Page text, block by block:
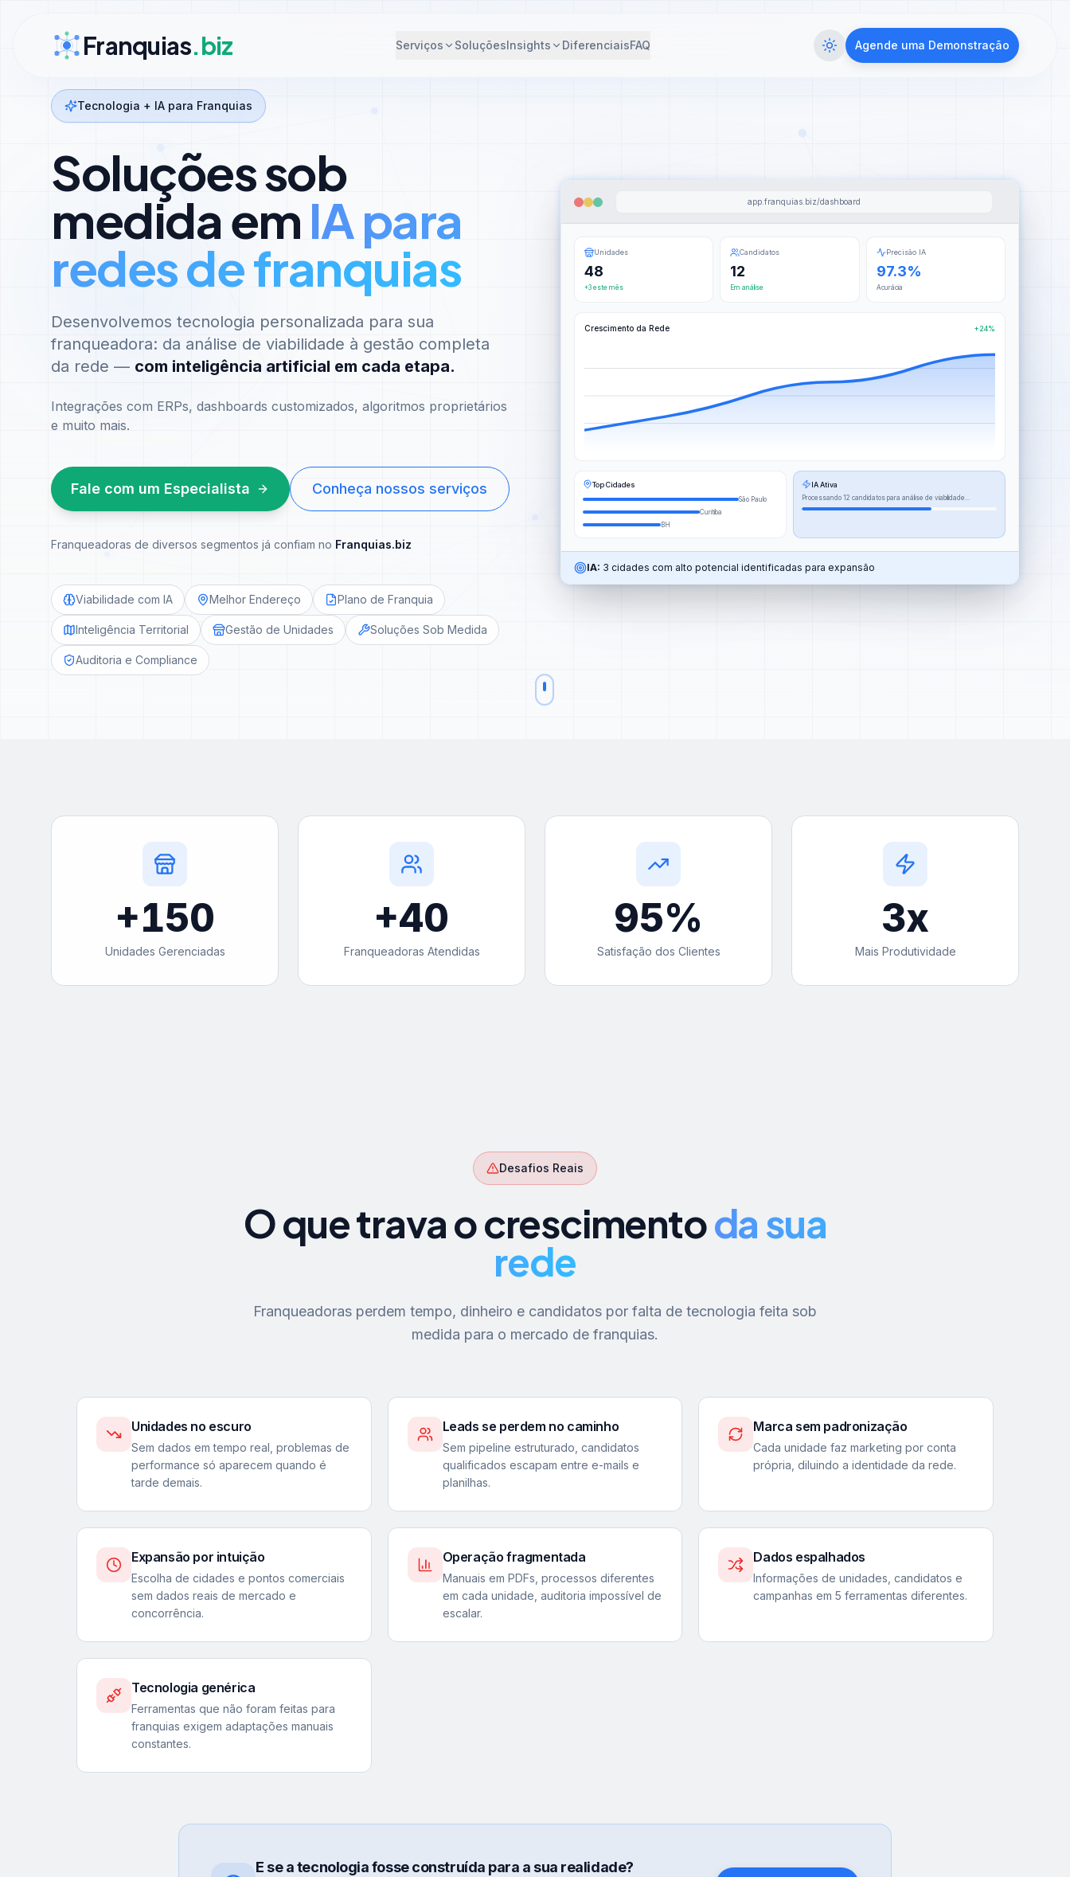
Franquias.biz Serviços SoluçõesInsights DiferenciaisFAQ Agende uma Demonstração
Tecnologia + IA para Franquias
Soluções sob
medida em IA para
redes de franquias
Desenvolvemos tecnologia personalizada para sua
franqueadora: da análise de viabilidade à gestão completa
da rede — com inteligência artificial em cada etapa.
Integrações com ERPs, dashboards customizados, algoritmos proprietários
e muito mais.
Fale com um Especialista Conheça nossos serviços
Franqueadoras de diversos segmentos já confiam no Franquias.biz
Viabilidade com IA Melhor Endereço Plano de Franquia
Inteligência Territorial Gestão de Unidades Soluções Sob Medida
Auditoria e Compliance
app.franquias.biz/dashboard
Unidades
48
+3 este mês
Candidatos
12
Em análise
Precisão IA
97.3%
Acurácia
Crescimento da Rede +24%
Top Cidades
São Paulo
Curitiba
BH
IA Ativa
Processando 12 candidatos para análise de viabilidade...
IA: 3 cidades com alto potencial identificadas para expansão
+150
Unidades Gerenciadas
+40
Franqueadoras Atendidas
95%
Satisfação dos Clientes
3x
Mais Produtividade
Desafios Reais
O que trava o crescimentoda sua
rede
Franqueadoras perdem tempo, dinheiro e candidatos por falta de tecnologia feita sob
medida para o mercado de franquias.
Unidades no escuro
Sem dados em tempo real, problemas de
performance só aparecem quando é
tarde demais.
Leads se perdem no caminho
Sem pipeline estruturado, candidatos
qualificados escapam entre e-mails e
planilhas.
Marca sem padronização
Cada unidade faz marketing por conta
própria, diluindo a identidade da rede.
Expansão por intuição
Escolha de cidades e pontos comerciais
sem dados reais de mercado e
concorrência.
Operação fragmentada
Manuais em PDFs, processos diferentes
em cada unidade, auditoria impossível de
escalar.
Dados espalhados
Informações de unidades, candidatos e
campanhas em 5 ferramentas diferentes.
Tecnologia genérica
Ferramentas que não foram feitas para
franquias exigem adaptações manuais
constantes.
E se a tecnologia fosse construída para a sua realidade?